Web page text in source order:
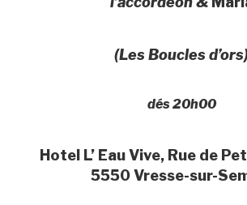
(Les Boucles
dés 20h00
Hotel L’ Eau Vive, Rue de
5550 Vresse-sur-